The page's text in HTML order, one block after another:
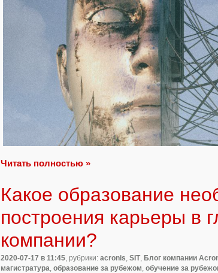
Читать полностью »
Какое образование
построения карьеры в
компании?
2020-07-17 в 11:45 , рубрики: acronis SIT, Блог компании
магистратура образование за рубежом обучение за